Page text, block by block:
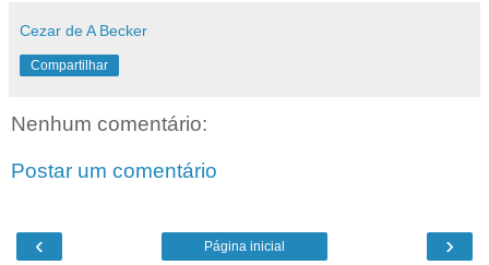
Cezar de A Becker
Compartilhar
Nenhum comentário:
Postar um comentário
‹ ›
Página inicial